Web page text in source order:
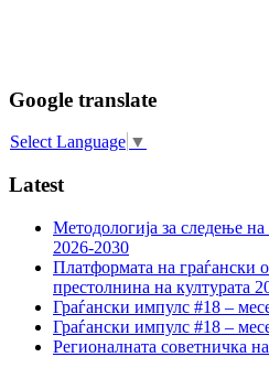
Google translate
Select Language ▼
Latest
Методологија за следење
2026-2030
Платформата на граѓански
престолнина на културата
Граѓански импулс #18 –
Граѓански импулс #18 –
Регионалната советничка